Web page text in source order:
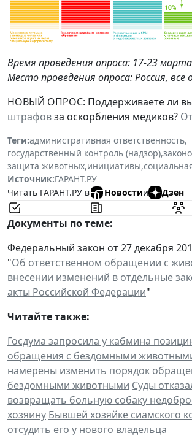
Время проведения опроса: 17-23
Место проведения опроса: Россия, все
НОВЫЙ ОПРОС: Поддерживаете ли
штрафовза оскорбления медиков?
Теги:административная ответственность,
государственный контроль (надзор),
защита животных,инициативы,
Источник:ГАРАНТ.РУ
Читать ГАРАНТ.РУ в
Новостии Дзен
Документы по теме:
Федеральный закон от 27 декабря
"Об ответственном обращении с
внесении изменений в отдельные
акты Российской Федерации"
Читайте также:
Госдума запросила у кабмина
обращения с бездомными
намерены изменить порядок
бездомными животными Суды
возвращать больную собаку
хозяину Бывшей хозяйке сиамского
отсудить его у нового владельца